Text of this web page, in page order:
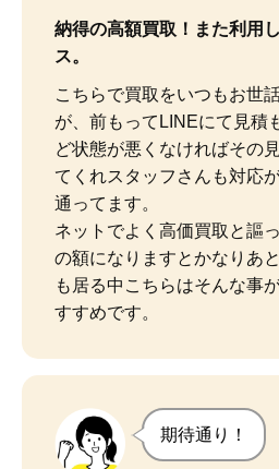
納得の高額買取！また利用
ス。
こちらで買取をいつもお世
が、前もってLINEにて見積
ど状態が悪くなければその
てくれスタッフさんも対応
通ってます。
ネットでよく高価買取と謳
の額になりますとかなりあ
も居る中こちらはそんな事
すすめです。
期待通り！